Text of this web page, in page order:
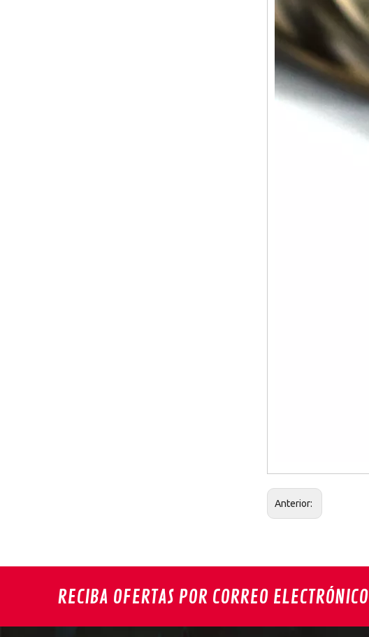
Anterior:
RECIBA OFERTAS POR CORREO ELECTRÓNICO